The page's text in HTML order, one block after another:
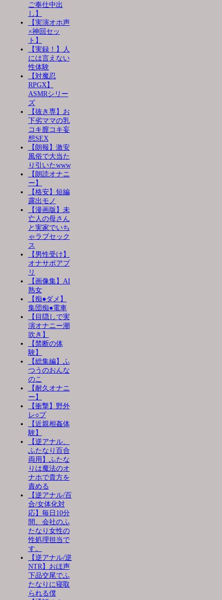
ご奉仕中出
し】
【実演オホ声
×神回セッ
ト】
【実録！】人
には言えない
性体験
【対魔忍
RPGX】
ASMRシリー
ズ
【抜き専】お
下劣ママの乳
コキ膣コキ妄
想SEX
【朗報】激安
風俗で大当た
り引いたwww
【朗読オナニ
ー】
【格安】短編
露出モノ
【漫画版】未
亡人の母さん
と実家でいち
ゃラブセック
ス
【男性受け】
オナサポアプ
リ
【画像集】AI
熟女
【痴●ダメ】
集団痴●電車
【目隠しで実
演オナニー潮
吹き】
【禁断の体
験】
【総集編】ふ
つうのおんな
のこ
【耐久オナニ
ー】
【衝撃】野外
レ○プ
【近親相姦体
験】
【逆アナル、
ふたなり百合
両用】ふたな
りは魔法のオ
ナホで貴方を
責める
【逆アナル/百
合/女体化対
応】毎日10分
間、会社のふ
たなり女性の
性処理担当で
す。
【逆アナル/逆
NTR】おほ声
下品交尾でふ
たなりに寝取
られる僕